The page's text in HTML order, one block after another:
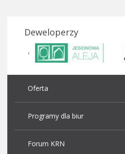
Deweloperzy
Oferta
Programy dla biur
Forum KRN